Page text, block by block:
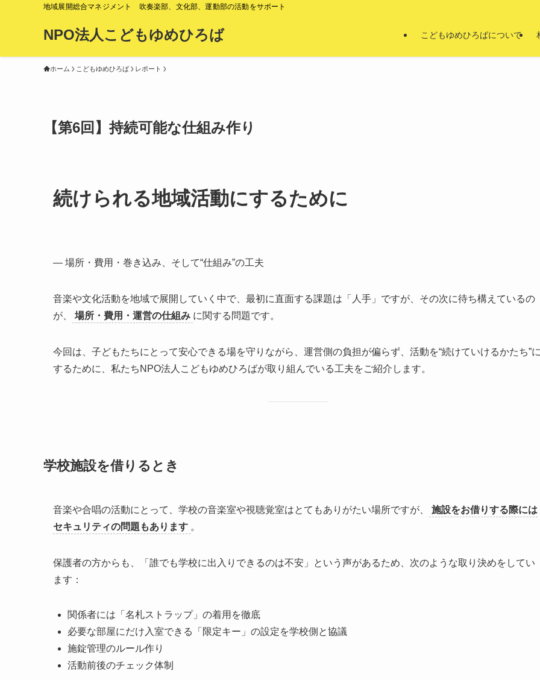
地域展開総合マネジメント 吹奏楽部、文化部、運動部の活動をサポート
NPO法人こどもゆめひろば こどもゆめひろばについて
ホーム こどもゆめひろば レポート
【第6回】持続可能な仕組み作り
続けられる地域活動にするために
— 場所・費用・巻き込み、そして“仕組み”の工夫
音楽や文化活動を地域で展開していく中で、最初に直面する課題は「人手」ですが、その次に待ち構えているの
が、
場所・費用・運営の仕組み に関する問題です。
今回は、子どもたちにとって安心できる場を守りながら、運営側の負担が偏らず、活動を“続けていけるかたち”
するために、私たちNPO法人こどもゆめひろばが取り組んでいる工夫をご紹介します。
学校施設を借りるとき
音楽や合唱の活動にとって、学校の音楽室や視聴覚室はとてもありがたい場所ですが、
施設をお借りする際には
セキュリティの問題もあります 。
保護者の方からも、「誰でも学校に出入りできるのは不安」という声があるため、次のような取り決めをしてい
ます：
関係者には「名札ストラップ」の着用を徹底
必要な部屋にだけ入室できる「限定キー」の設定を学校側と協議
施錠管理のルール作り
活動前後のチェック体制